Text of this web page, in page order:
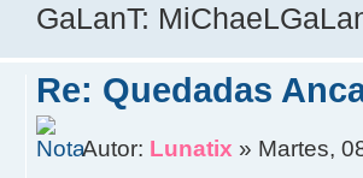
GaLanT:
Re: Quedadas
Autor: Lunatix » Martes,